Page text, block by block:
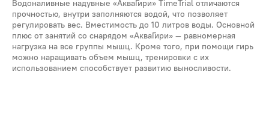
Водоналивные надувные «АкваГири» TimeTrial отличаются
прочностью, внутри заполняются водой, что позволяет
регулировать вес. Вместимость до 10 литров воды. Основной
плюс от занятий cо снарядом «АкваГири» — равномерная
нагрузка на все группы мышц. Кроме того, при помощи гирь
можно наращивать объем мышц, тренировки с их
использованием способствует развитию выносливости.